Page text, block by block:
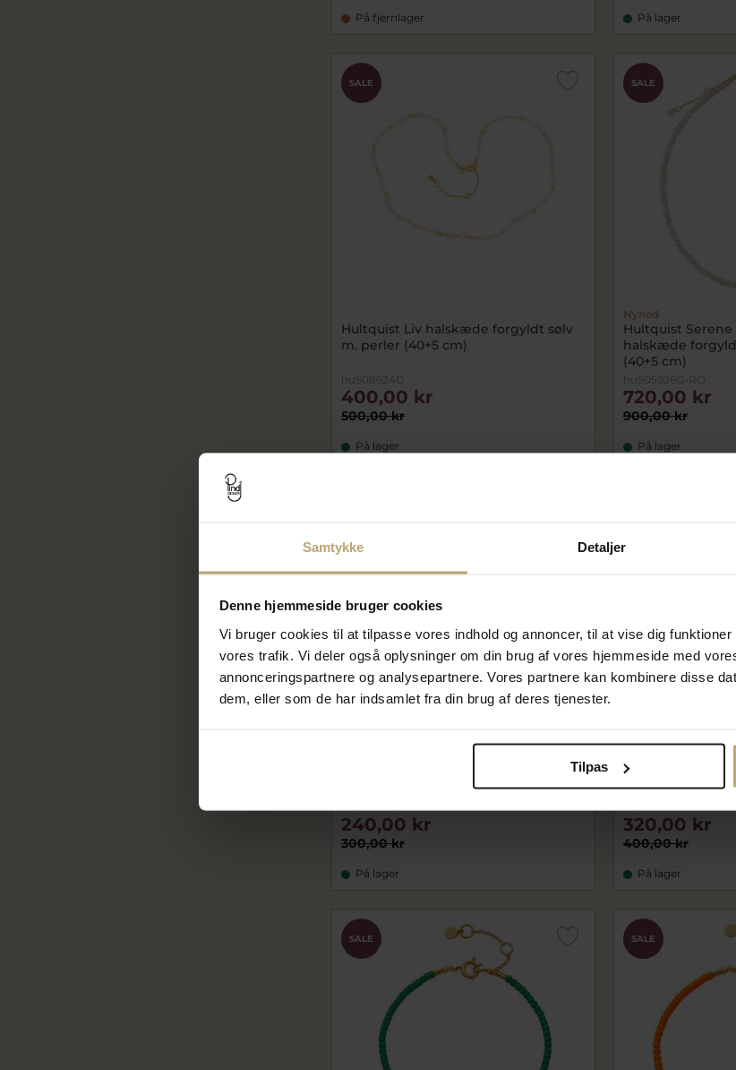
Samtykke Detaljer
Denne hjemmeside bruger cookies
Vi bruger cookies til at tilpasse vores indhold og annoncer, til at vise dig
vores trafik. Vi deler også oplysninger om din brug af vores hjemmeside med
annonceringspartnere og analysepartnere. Vores partnere kan kombinere disse
dem, eller som de har indsamlet fra din brug af deres tjenester.
Tilpas
På fjernlager På lager
SALE
Hultquist Liv halskæde forgyldt sølv
m. perler (40+5 cm)
huS08624G
500,00 kr
400,00 kr
På lager
SALE
Nyhed
Hultquist Serene
halskæde
(40+5 cm)
huS05926G-RO
900,00 kr
720,00 kr
På lager
huS08574S
300,00 kr
240,00 kr
På lager
Nyhed
halskæde
(40+5 cm)
huS08668G-GR
400,00 kr
320,00 kr
På lager
SALE SALE